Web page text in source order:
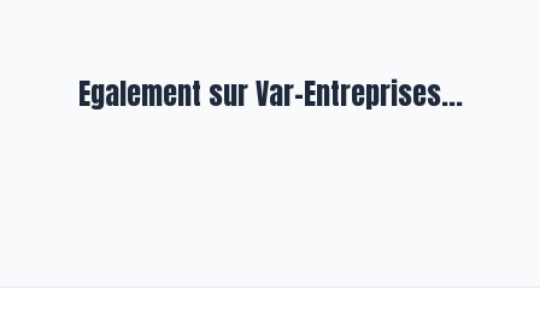
Egalement sur Var-Entreprises...